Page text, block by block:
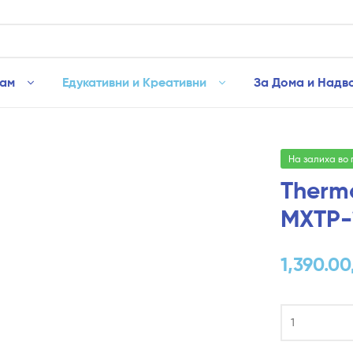
Едукативни и Креативни За Дома и
На залиха во
1,390.00